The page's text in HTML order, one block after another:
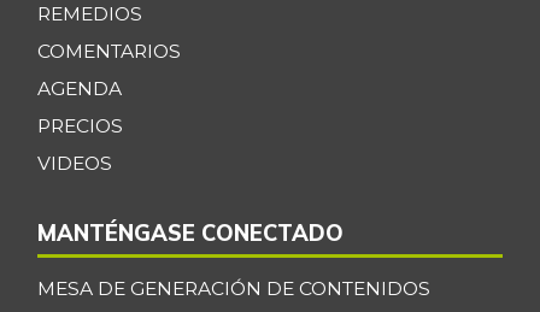
REMEDIOS
COMENTARIOS
AGENDA
PRECIOS
VIDEOS
MANTÉNGASE CONECTADO
MESA DE GENERACIÓN DE CONTENIDOS